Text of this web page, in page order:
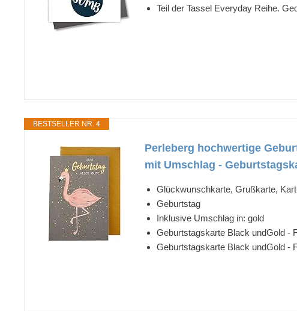
Teil der Tassel Everyday Reihe.
BESTSELLER NR. 4
Perleberg hochwertige
mit Umschlag -
Glückwunschkarte, Grußkarte,
Geburtstag
Inklusive Umschlag in: gold
Geburtstagskarte Black undGold -
Geburtstagskarte Black undGold -